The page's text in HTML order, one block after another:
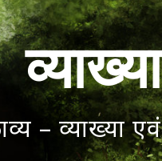
व्याख्या
– व्याख्या एवं